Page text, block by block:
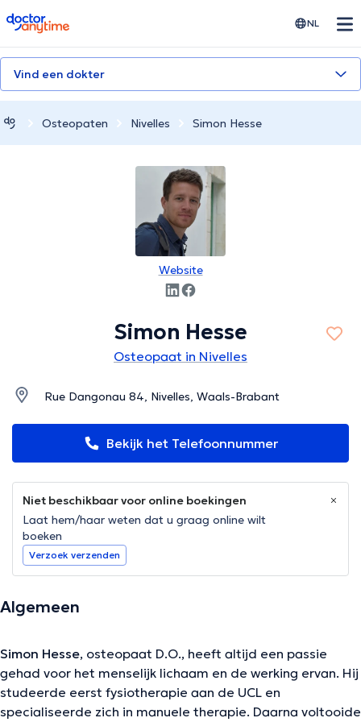
doctoranytime NL
Vind een dokter
Osteopaten Nivelles Simon Hesse
Website
Simon Hesse
Osteopaat in Nivelles
Rue Dangonau 84, Nivelles, Waals-Brabant
Bekijk het Telefoonnummer
Niet beschikbaar voor online boekingen
Laat hem/haar weten dat u graag online wilt
boeken
Verzoek verzenden
Algemeen
Simon Hesse, osteopaat D.O., heeft altijd een passie
gehad voor het menselijk lichaam en de werking ervan. Hij
studeerde eerst fysiotherapie aan de UCL en
specialiseerde zich in manuele therapie. Daarna voltooide